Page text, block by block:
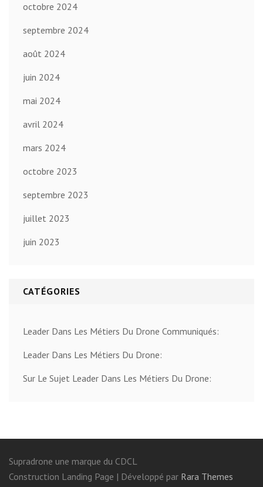
octobre 2024
septembre 2024
août 2024
juin 2024
mai 2024
avril 2024
mars 2024
octobre 2023
septembre 2023
juillet 2023
juin 2023
CATÉGORIES
Leader Dans Les Métiers Du Drone Communiqués:
Leader Dans Les Métiers Du Drone:
Sur Le Sujet Leader Dans Les Métiers Du Drone:
Supradrone une marque du CDCL
Construction Landing Page | Développé par Rara Themes